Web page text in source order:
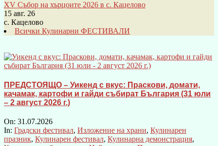
XV Събор на хърцоите 2026 в с. Кацелово
15 авг. 26
с. Кацелово
Всички Кулинарни ФЕСТИВАЛИ
ПРЕДСТОЯЩО – Уикенд с вкус: Праскови, домати,
качамак, картофи и гайди събират България (31 юли
– 2 август 2026 г.)
On: 31.07.2026
In: Градски фестивал, Изложение на храни, Кулинарен
празник, Кулинарен фестивал, Кулинарна демонстрация,